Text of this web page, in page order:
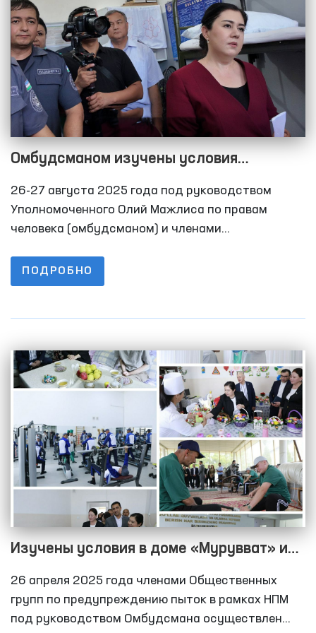
представители СМИ.
Омбудсманом изучены условия
закрытых учреждений Андижанской
области
26-27 августа 2025 года под руководством
Уполномоченного Олий Мажлиса по правам
человека (омбудсманом) и членами
предупреждению пыток в рамках НПМ, депутатов
Законодательной палаты Олий Мажлиса с
Андижанской области по содержанию лиц с
ограниченной свободой передвижения.
ПОДРОБНО
Изучены условия в доме «Мурувват» и
колониях исполнения наказания Навои
26 апреля 2025 года членами Общественных
групп по предупреждению пыток в рамках НПМ
под руководством Омбудсмана осуществлен